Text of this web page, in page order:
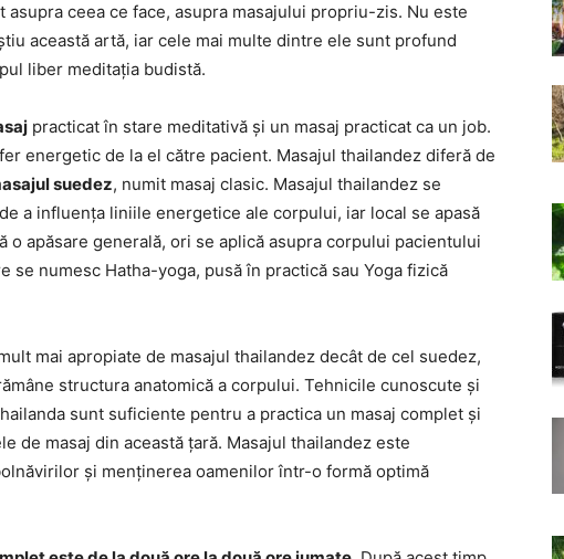
ceea ce face, asupra masajului propriu-zis. Nu este
această artă, iar cele mai multe dintre ele sunt profund
liber meditația budistă.
practicat în stare meditativă și un masaj practicat ca un job.
energetic de la el către pacient. Masajul thailandez diferă de
suedez, numit masaj clasic. Masajul thailandez se
a influența liniile energetice ale corpului, iar local se apasă
o apăsare generală, ori se aplică asupra corpului pacientului
se numesc Hatha-yoga, pusă în practică sau Yoga fizică
mai apropiate de masajul thailandez decât de cel suedez,
structura anatomică a corpului. Tehnicile cunoscute și
sunt suficiente pentru a practica un masaj complet și
de masaj din această țară. Masajul thailandez este
și menținerea oamenilor într-o formă optimă